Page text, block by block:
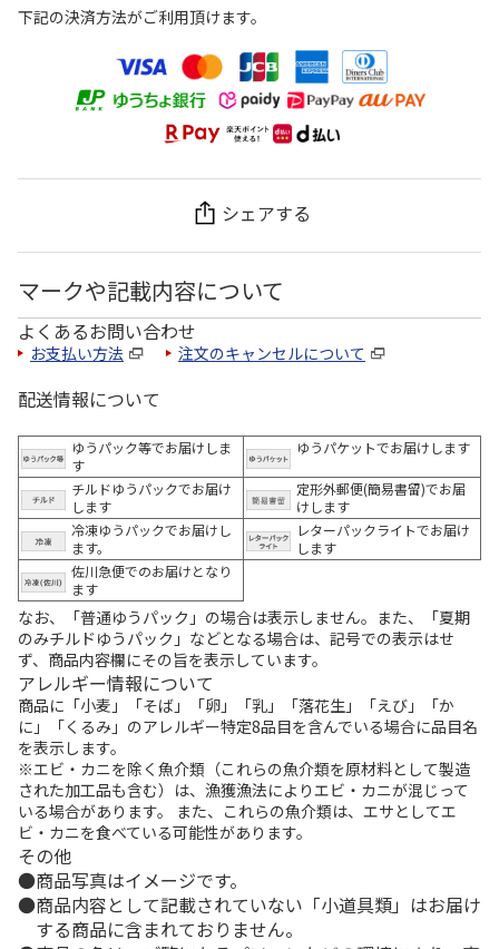
下記の決済方法がご利用頂けます。
シェアする
マークや記載内容について
よくあるお問い合わせ
お支払い方法 注文のキャンセルについて
配送情報について
ゆうパック等でお届けしま
す
ゆうパケットでお届けします
チルドゆうパックでお届け
します
定形外郵便(簡易書留)でお届
けします
冷凍ゆうパックでお届けし
ます。
レターパックライトでお届け
します
佐川急便でのお届けとなり
ます
なお、「普通ゆうパック」の場合は表示しません。また、「夏期
のみチルドゆうパック」などとなる場合は、記号での表示はせ
ず、商品内容欄にその旨を表示しています。
アレルギー情報について
商品に「小麦」「そば」「卵」「乳」「落花生」「えび」「か
に」「くるみ」のアレルギー特定8品目を含んでいる場合に品目名
を表示します。
※エビ・カニを除く魚介類（これらの魚介類を原材料として製造
された加工品も含む）は、漁獲漁法によりエビ・カニが混じって
いる場合があります。 また、これらの魚介類は、エサとしてエ
ビ・カニを食べている可能性があります。
その他
商品写真はイメージです。
商品内容として記載されていない「小道具類」はお届け
する商品に含まれておりません。